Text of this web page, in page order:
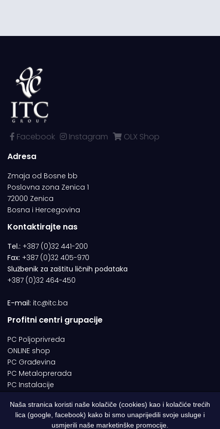
Facebook Instagram
OLX Shop
Adresa
Zmaja od Bosne bb
Poslovna zona Zenica 1
72000 Zenica
Bosna i Hercegovina
Kontaktirajte nas
Tel.: +387 (0)32 441-200
Fax: +387 (0)32 405-970
Službenik za zaštitu ličnih podataka
+387 (0)32 464-450
E-mail: itc@itc.ba
Profitni centri grupacije
PC Poljoprivreda
ONLINE shop
PC Građevina
PC Metaloprerada
PC Instalacije
© 1994-2026 | ITC d.o.o. Zenica. Sva prava pridržana | Designed by
Naša stranica koristi naše kolačiče (cookies) kao i kolačiće trećih
lica (google, facebook) kako bi smo unaprijedili svoje usluge i
usmjerili naše marketinške promocije.